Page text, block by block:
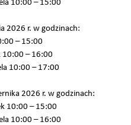
10:00 – 15:00
2026 r. w godzinach:
– 15:00
– 16:00
10:00 – 17:00
2026 r. w godzinach:
10:00 – 15:00
10:00 – 16:00